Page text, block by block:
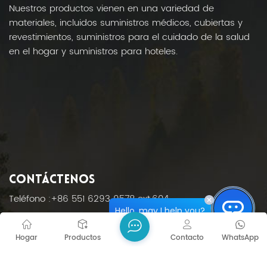
Nuestros productos vienen en una variedad de
materiales, incluidos suministros médicos, cubiertas y
revestimientos, suministros para el cuidado de la salud
en el hogar y suministros para hoteles.
CONTÁCTENOS
Teléfono :+86 551 6293 9578 ext.604
Correo electrónico :
inquiry@ucleanplastic.com
DIRECCIÓN : No. 101, Building 1, Shuangxin Industrial Park,
Hogar Productos WhatsApp
Contacto
Hello, may I help you?